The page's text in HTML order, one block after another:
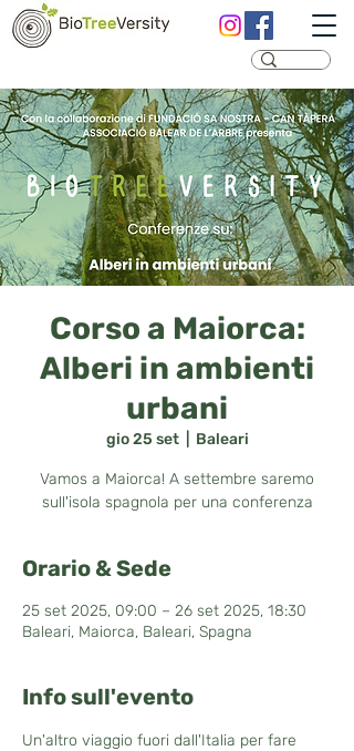
Corso a Maiorca:
Alberi in ambienti
urbani
gio 25 set
  |
Baleari
Vamos a Maiorca! A settembre saremo
sull'isola spagnola per una conferenza
Orario & Sede
25 set 2025, 09:00 – 26 set 2025, 18:30
Baleari, Maiorca, Baleari, Spagna
Info sull'evento
Un'altro viaggio fuori dall'Italia per fare